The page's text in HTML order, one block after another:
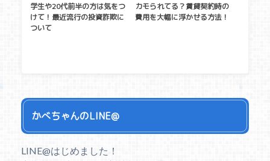
学生や20代前半の方は気をつ
けて！最近流行の投資詐欺に
ついて
カモられてる？賃貸契約時の
費用を大幅に浮かせる方法！
かべちゃんのLINE@
LINE@はじめました！